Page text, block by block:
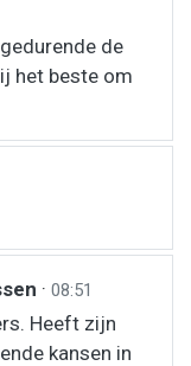
de
het beste om
· 08:51
Heeft zijn
kansen in